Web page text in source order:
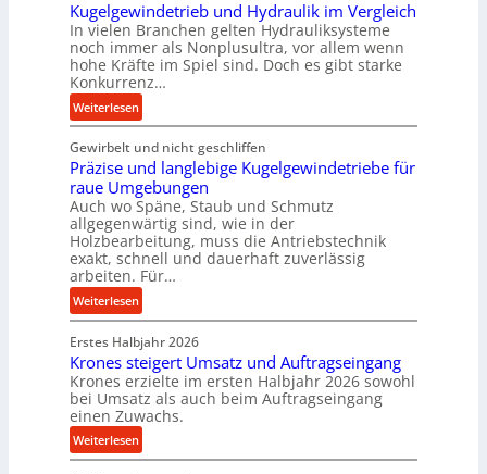
o
r
m
a
n
c
b
e
i
m
D
r
ü
c
k
p
r
o
z
e
s
Kugelgewindetrieb und Hydraulik im Vergleich
In vielen Branchen gelten Hydrauliksysteme
noch immer als Nonplusultra, vor allem wenn
hohe Kräfte im Spiel sind. Doch es gibt starke
Konkurrenz…
Weiterlesen:
K
u
g
e
l
g
e
w
i
n
e
t
r
i
b
Gewirbelt und nicht geschliffen
Präzise und langlebige Kugelgewindetriebe für
raue Umgebungen
Auch wo Späne, Staub und Schmutz
allgegenwärtig sind, wie in der
Holzbearbeitung, muss die Antriebstechnik
exakt, schnell und dauerhaft zuverlässig
arbeiten. Für…
Weiterlesen:
P
r
ä
z
i
s
e
u
Erstes Halbjahr 2026
Krones steigert Umsatz und Auftragseingang
Krones erzielte im ersten Halbjahr 2026 sowohl
bei Umsatz als auch beim Auftragseingang
einen Zuwachs.
Weiterlesen:
K